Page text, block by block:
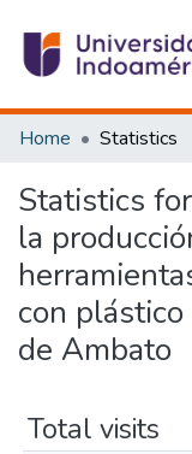
Communities &
Estadísticas Externas
Home Statistics
Statistics
la
con
de Ambato
Total visits